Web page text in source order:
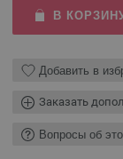
В
Добавить в
Заказать
Вопросы об